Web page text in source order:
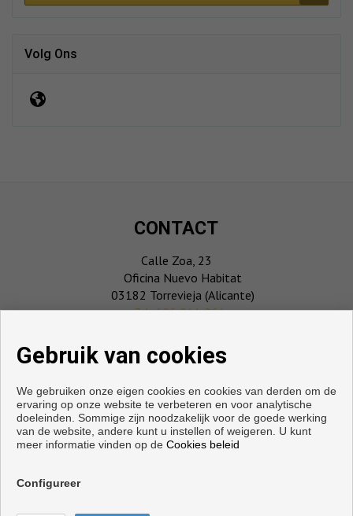
Volg Ons
CONTACT
Calle Zoa, 23
Oficina Nuevo Habitat
03182 Torrevieja (Alicante)
‎+34 696 911 061
Gebruik van cookies
We gebruiken onze eigen cookies en cookies van derden om de
ervaring op onze website te verbeteren en voor analytische
doeleinden. Sommige zijn noodzakelijk voor de goede werking
van de website, andere kunt u instellen of weigeren. U kunt
meer informatie vinden op de Cookies beleid
Configureer